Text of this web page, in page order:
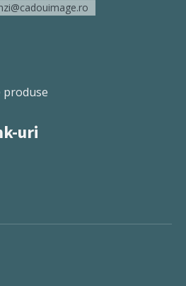
produse
uri